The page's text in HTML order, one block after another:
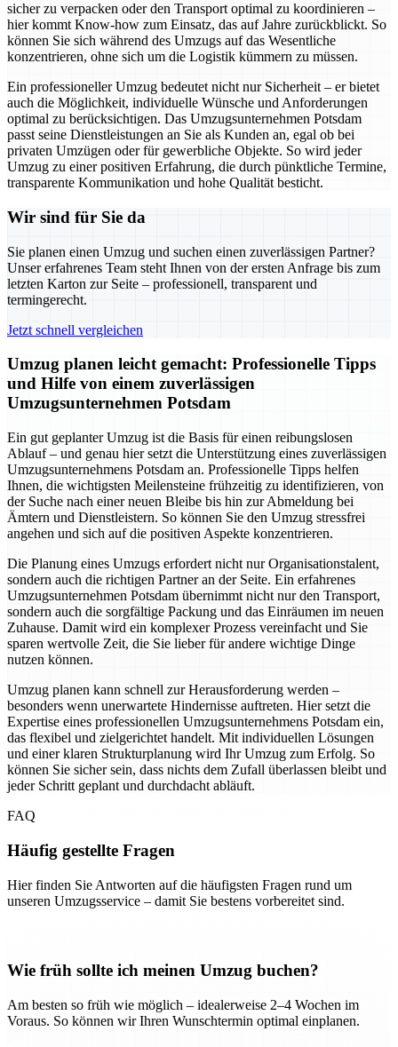
sicher zu verpacken oder den Transport optimal zu koordinieren –
hier kommt Know-how zum Einsatz, das auf Jahre zurückblickt. So
können Sie sich während des Umzugs auf das Wesentliche
konzentrieren, ohne sich um die Logistik kümmern zu müssen.
Ein professioneller Umzug bedeutet nicht nur Sicherheit – er bietet
auch die Möglichkeit, individuelle Wünsche und Anforderungen
optimal zu berücksichtigen. Das Umzugsunternehmen Potsdam
passt seine Dienstleistungen an Sie als Kunden an, egal ob bei
privaten Umzügen oder für gewerbliche Objekte. So wird jeder
Umzug zu einer positiven Erfahrung, die durch pünktliche Termine,
transparente Kommunikation und hohe Qualität besticht.
Wir sind für Sie da
Sie planen einen Umzug und suchen einen zuverlässigen Partner?
Unser erfahrenes Team steht Ihnen von der ersten Anfrage bis zum
letzten Karton zur Seite – professionell, transparent und
termingerecht.
Jetzt schnell vergleichen
Umzug planen leicht gemacht: Professionelle Tipps
und Hilfe von einem zuverlässigen
Umzugsunternehmen Potsdam
Ein gut geplanter Umzug ist die Basis für einen reibungslosen
Ablauf – und genau hier setzt die Unterstützung eines zuverlässigen
Umzugsunternehmens Potsdam an. Professionelle Tipps helfen
Ihnen, die wichtigsten Meilensteine frühzeitig zu identifizieren, von
der Suche nach einer neuen Bleibe bis hin zur Abmeldung bei
Ämtern und Dienstleistern. So können Sie den Umzug stressfrei
angehen und sich auf die positiven Aspekte konzentrieren.
Die Planung eines Umzugs erfordert nicht nur Organisationstalent,
sondern auch die richtigen Partner an der Seite. Ein erfahrenes
Umzugsunternehmen Potsdam übernimmt nicht nur den Transport,
sondern auch die sorgfältige Packung und das Einräumen im neuen
Zuhause. Damit wird ein komplexer Prozess vereinfacht und Sie
sparen wertvolle Zeit, die Sie lieber für andere wichtige Dinge
nutzen können.
Umzug planen kann schnell zur Herausforderung werden –
besonders wenn unerwartete Hindernisse auftreten. Hier setzt die
Expertise eines professionellen Umzugsunternehmens Potsdam ein,
das flexibel und zielgerichtet handelt. Mit individuellen Lösungen
und einer klaren Strukturplanung wird Ihr Umzug zum Erfolg. So
können Sie sicher sein, dass nichts dem Zufall überlassen bleibt und
jeder Schritt geplant und durchdacht abläuft.
FAQ
Häufig gestellte Fragen
Hier finden Sie Antworten auf die häufigsten Fragen rund um
unseren Umzugsservice – damit Sie bestens vorbereitet sind.
Wie früh sollte ich meinen Umzug buchen?
Am besten so früh wie möglich – idealerweise 2–4 Wochen im
Voraus. So können wir Ihren Wunschtermin optimal einplanen.